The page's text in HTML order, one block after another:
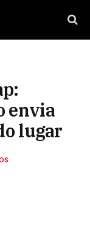
envia
lugar